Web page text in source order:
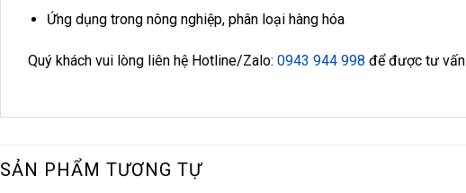
Ứng dụng trong nông nghiệp, phân loại hàng hóa
Quý khách vui lòng liên hệ Hotline/Zalo: 0943 944 998 để được tư vấn
SẢN PHẨM TƯƠNG TỰ